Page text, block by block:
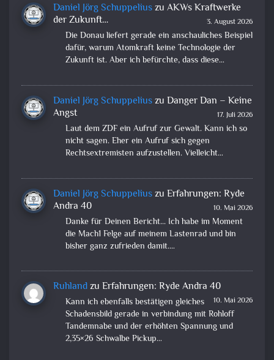
Daniel Jörg Schuppeliuszu AKWs Kraftwerke
der Zukunft…
3. August 2026
Die Donau liefert gerade ein anschauliches Beispiel
dafür, warum Atomkraft keine Technologie der
Zukunft ist. Aber ich befürchte, dass diese…
Daniel Jörg Schuppeliuszu Danger Dan – Keine
Angst
17. Juli 2026
Laut dem ZDF ein Aufruf zur Gewalt. Kann ich so
nicht sagen. Eher ein Aufruf sich gegen
Rechtsextremisten aufzustellen. Vielleicht…
Daniel Jörg Schuppeliuszu Erfahrungen: Ryde
Andra 40
10. Mai 2026
Danke für Deinen Bericht... Ich habe im Moment
die Mach1 Felge auf meinem Lastenrad und bin
bisher ganz zufrieden damit.…
Ruhlandzu Erfahrungen: Ryde Andra 40
10. Mai 2026
Kann ich ebenfalls bestätigen gleiches
Schadensbild gerade in verbindung mit Rohloff
Tandemnabe und der erhöhten Spannung und
2,35×26 Schwalbe Pickup…